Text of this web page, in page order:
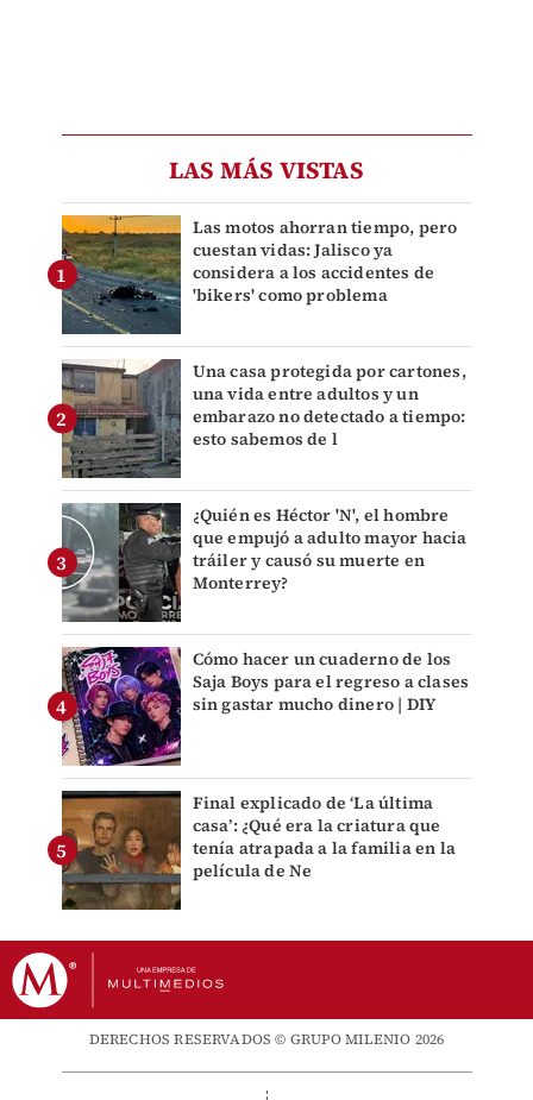
LAS MÁS VISTAS
Las motos ahorran tiempo, pero
cuestan vidas: Jalisco ya
considera a los accidentes de
'bikers' como problema
Una casa protegida por cartones,
una vida entre adultos y un
embarazo no detectado a tiempo:
esto sabemos de l
¿Quién es Héctor 'N', el hombre
que empujó a adulto mayor hacia
tráiler y causó su muerte en
Monterrey?
Cómo hacer un cuaderno de los
Saja Boys para el regreso a clases
sin gastar mucho dinero | DIY
Final explicado de ‘La última
casa’: ¿Qué era la criatura que
tenía atrapada a la familia en la
película de Ne
DERECHOS RESERVADOS © GRUPO MILENIO 2026